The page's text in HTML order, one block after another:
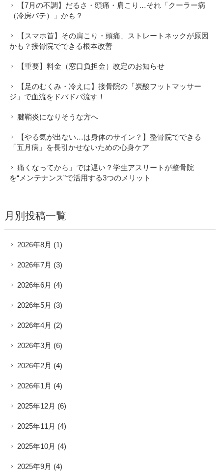
【7月の不調】だるさ・頭痛・肩こり…それ「クーラー病
（冷房バテ）」かも？
【スマホ首】その肩こり・頭痛、ストレートネックが原因
かも？接骨院でできる根本改善
【重要】料金（窓口負担金）改定のお知らせ
【足のむくみ・冷えに】接骨院の「炭酸フットマッサー
ジ」で血流をドバドバ流す！
腱鞘炎になりそうな方へ
【やる気が出ない…は身体のサイン？】整骨院でできる
「五月病」を長引かせないための心身ケア
痛くなってから」では遅い？学生アスリートが整骨院
を“メンテナンス”で活用する3つのメリット
月別投稿一覧
2026年8月 (1)
2026年7月 (3)
2026年6月 (4)
2026年5月 (3)
2026年4月 (2)
2026年3月 (6)
2026年2月 (4)
2026年1月 (4)
2025年12月 (6)
2025年11月 (4)
2025年10月 (4)
2025年9月 (4)